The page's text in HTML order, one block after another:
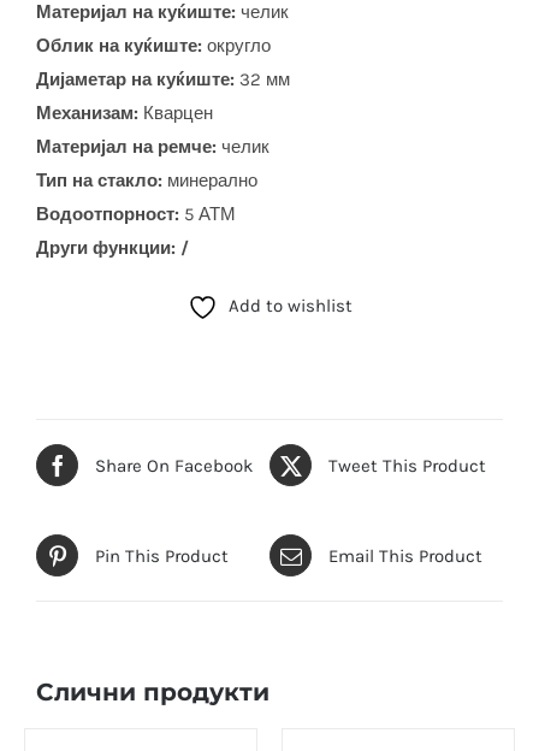
Материјал на куќиште: челик
Облик на куќиште: округло
Дијаметар на куќиште: 32 мм
Механизам: Кварцен
Материјал на ремче: челик
Тип на стакло: минерално
Водоотпорност: 5 АТМ
Други функции: /
Add to wishlist
Share On Facebook Tweet This Product
Pin This Product Email This Product
Слични продукти